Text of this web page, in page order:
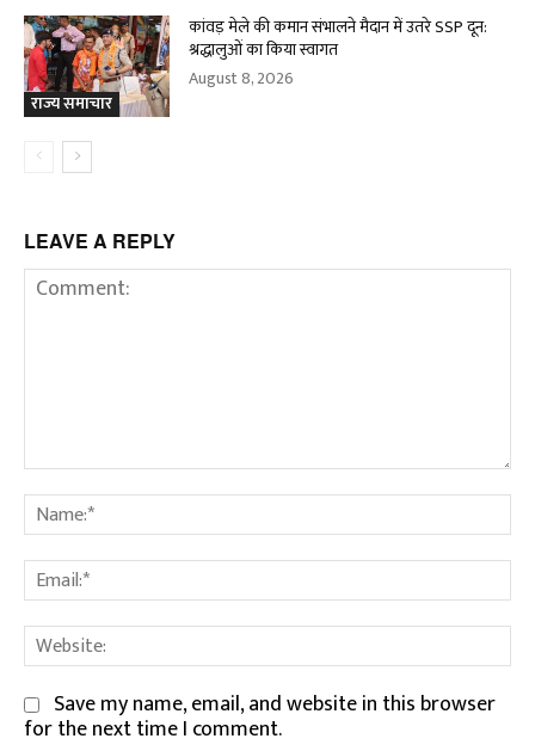
राज्य समाचार
कांवड़ मेले की कमान संभालने मैदान में उतरे SSP दून:
श्रद्धालुओं का किया स्वागत
August 8, 2026
LEAVE A REPLY
Comment:
Save my name, email, and website in this browser
for the next time I comment.